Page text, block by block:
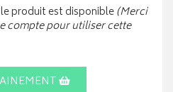
produit est disponible(Merci
compte pour utiliser cette